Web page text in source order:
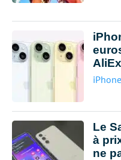
iPhone
Le
à
ne